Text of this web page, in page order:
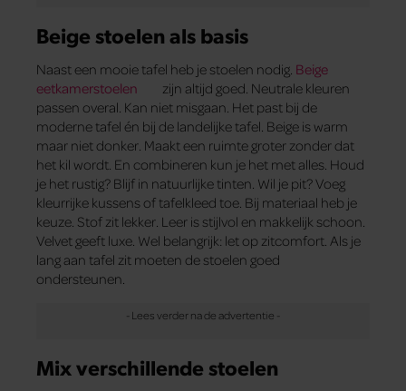
Beige stoelen als basis
Naast een mooie tafel heb je stoelen nodig. Beige
eetkamerstoelen
zijn altijd goed. Neutrale kleuren
passen overal. Kan niet misgaan. Het past bij de
moderne tafel én bij de landelijke tafel. Beige is warm
maar niet donker. Maakt een ruimte groter zonder dat
het kil wordt. En combineren kun je het met alles. Houd
je het rustig? Blijf in natuurlijke tinten. Wil je pit? Voeg
kleurrijke kussens of tafelkleed toe. Bij materiaal heb je
keuze. Stof zit lekker. Leer is stijlvol en makkelijk schoon.
Velvet geeft luxe. Wel belangrijk: let op zitcomfort. Als je
lang aan tafel zit moeten de stoelen goed
ondersteunen.
Mix verschillende stoelen